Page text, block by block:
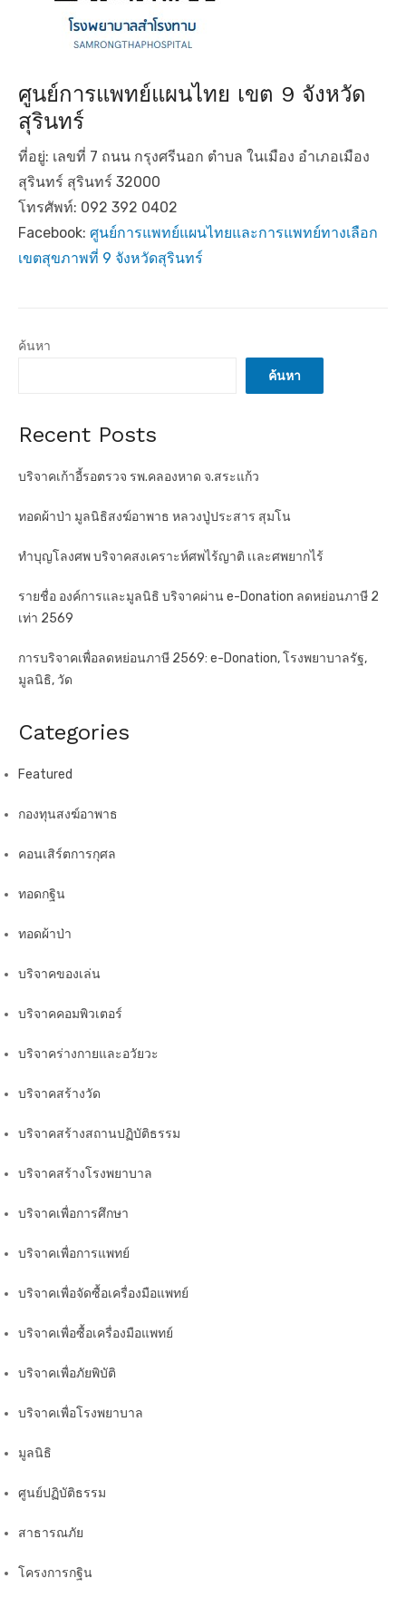
ศูนย์การแพทย์แผนไทย เขต 9 จังหวัด
สุรินทร์
ที่อยู่: เลขที่ 7 ถนน กรุงศรีนอก ตำบล ในเมือง อำเภอเมือง
สุรินทร์ สุรินทร์ 32000
โทรศัพท์: 092 392 0402
Facebook: ศูนย์การแพทย์แผนไทยและการแพทย์ทางเลือก
เขตสุขภาพที่ 9 จังหวัดสุรินทร์
ค้นหา
ค้นหา
Recent Posts
บริจาคเก้าอี้รอตรวจ รพ.คลองหาด จ.สระแก้ว
ทอดผ้าป่า มูลนิธิสงฆ์อาพาธ หลวงปู่ประสาร สุมโน
ทำบุญโลงศพ บริจาคสงเคราะห์ศพไร้ญาติ เเละศพยากไร้
รายชื่อ องค์การและมูลนิธิ บริจาคผ่าน e-Donation ลดหย่อนภาษี 2
เท่า 2569
การบริจาคเพื่อลดหย่อนภาษี 2569: e-Donation, โรงพยาบาลรัฐ,
มูลนิธิ, วัด
Categories
Featured
กองทุนสงฆ์อาพาธ
คอนเสิร์ตการกุศล
ทอดกฐิน
ทอดผ้าป่า
บริจาคของเล่น
บริจาคคอมพิวเตอร์
บริจาคร่างกายและอวัยวะ
บริจาคสร้างวัด
บริจาคสร้างสถานปฏิบัติธรรม
บริจาคสร้างโรงพยาบาล
บริจาคเพื่อการศึกษา
บริจาคเพื่อการแพทย์
บริจาคเพื่อจัดซื้อเครื่องมือแพทย์
บริจาคเพื่อซื้อเครื่องมือแพทย์
บริจาคเพื่อภัยพิบัติ
บริจาคเพื่อโรงพยาบาล
มูลนิธิ
ศูนย์ปฏิบัติธรรม
สาธารณภัย
โครงการกฐิน